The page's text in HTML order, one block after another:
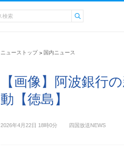
ニューストップ > 国内ニュース
【画像】阿波銀行
動【徳島】
2026年4月22日 18時0分 四国放送NEWS